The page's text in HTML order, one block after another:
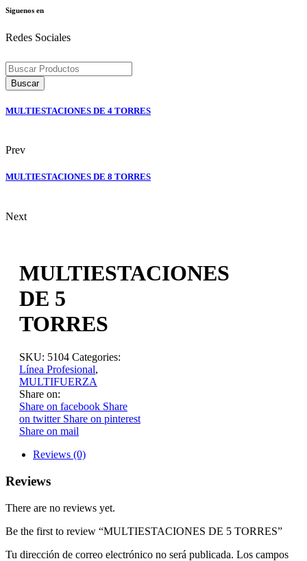
Siguenos en
Redes Sociales
Búsqueda
de
productos
Buscar
MULTIESTACIONES DE 4 TORRES
Prev
MULTIESTACIONES DE 8 TORRES
Next
MULTIESTACIONES
DE 5
TORRES
SKU: 5104 Categories:
Línea Profesional,
MULTIFUERZA
Share on:
Share on facebook Share
on twitter Share on pinterest
Share on mail
Reviews (0)
Reviews
There are no reviews yet.
Be the first to review “MULTIESTACIONES DE 5 TORRES”
Tu dirección de correo electrónico no será publicada. Los campos